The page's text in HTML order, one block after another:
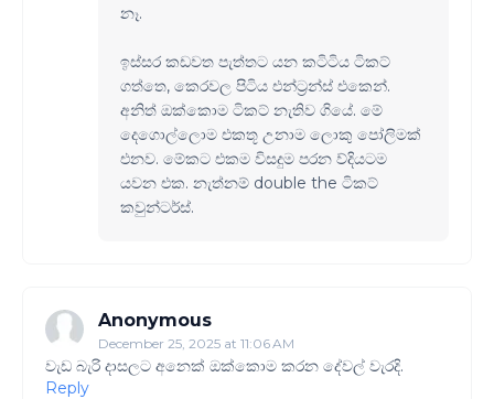
නෑ.
ඉස්සර කඩවත පැත්තට යන කටිටිය ටිකට්
ගත්තෙ, කෙරවල පිටිය එන්ට්‍රන්ස් එකෙන්.
අනිත් ඔක්කොම ටිකට් නැතිව ගියේ. මේ
දෙගොල්ලොම එකතූ උනාම ලොකු පෝලිමක්
එනව. මේකට එකම විසදුම පරන ව්දියටම
යවන එක. නැත්නම් double the ටිකට්
කවුන්ටර්ස්.
Anonymous
December 25, 2025 at 11:06 AM
වැඩ බැරි දාසලට අනෙක් ඔක්කොම කරන දේවල් වැරදි.
Reply